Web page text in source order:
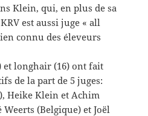
Klein, qui, en plus de sa
est aussi juge « all
connu des éleveurs
longhair (16) ont fait
de la part de 5 juges:
Heike Klein et Achim
(Belgique) et Joël